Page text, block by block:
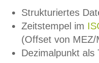
Strukturiertes
Zeitstempel im
(Offset von MEZ/
Dezimalpunkt als